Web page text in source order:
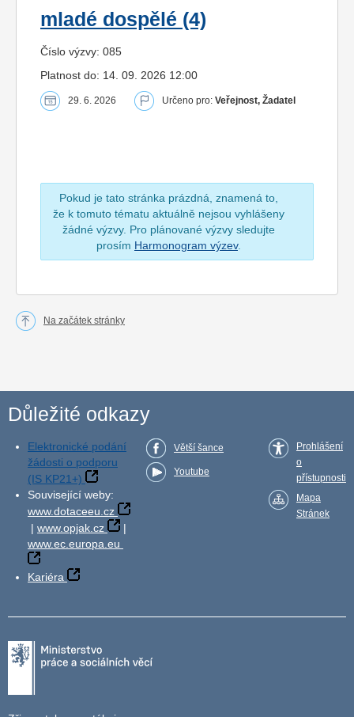
mladé dospělé (4)
Číslo výzvy: 085
Platnost do: 14. 09. 2026 12:00
29. 6. 2026 Určeno pro: Veřejnost, Žadatel
Pokud je tato stránka prázdná, znamená to,
že k tomuto tématu aktuálně nejsou vyhlášeny
žádné výzvy. Pro plánované výzvy sledujte
prosím Harmonogram výzev.
Na začátek stránky
Důležité odkazy
Elektronické podání
žádosti o podporu
(IS KP21+)
Související weby:
www.dotaceeu.cz
| www.opjak.cz
|
www.ec.europa.eu
Kariéra
Větší šance
Youtube
Prohlášení
o
přístupnosti
Mapa
Stránek